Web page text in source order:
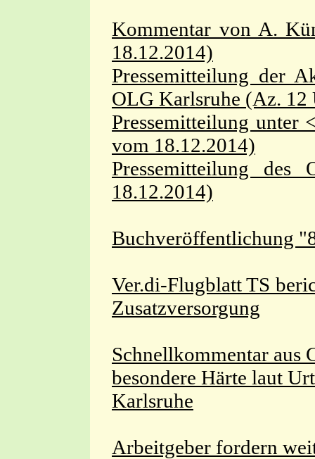
Kommentar von A.
18.12.2014)
Pressemitteilung der
OLG Karlsruhe (Az. 12
Pressemitteilung unter
vom 18.12.2014)
Pressemitteilung
18.12.2014)
Buchveröffentlichung
Ver.di-Flugblatt TS
Zusatzversorgung
Schnellkommentar aus
besondere Härte laut
Karlsruhe
Arbeitgeber fordern